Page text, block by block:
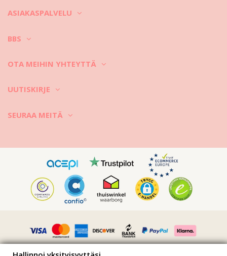
ASIAKASPALVELU
BBS
OTA MEIHIN YHTEYTTÄ
UUTISKIRJE
SEURAA MEITÄ